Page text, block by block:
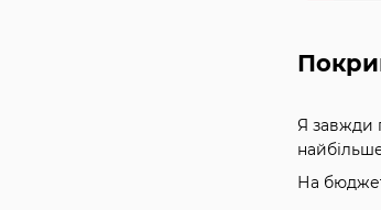
Я завжди
На